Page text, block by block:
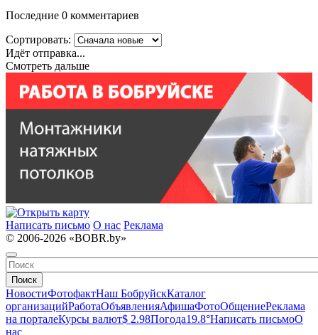
Последние 0 комментариев
Сортировать:
Идёт отправка...
Смотреть дальше
Написать письмо О нас Реклама
© 2006-2026 «BOBR.by»
Поиск
НовостиФотофактНаш БобруйскКаталог
организацийРаботаОбъявленияАфишаФотоОбщениеРеклама
на порталеКурсы валют$ 2.98Погода19.8°Написать письмоО
нас